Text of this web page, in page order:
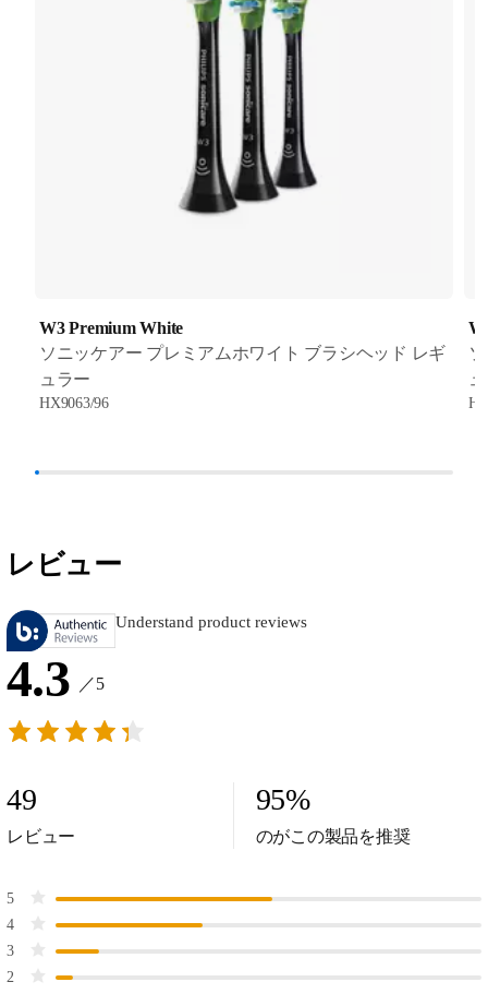
W3 Premium White
ソニッケアー プレミアムホワイト ブラシヘッド レギ
ュラー
HX9063/96
レビュー
Understand product reviews
4.3 ／5
49
レビュー
95%
のがこの製品を推奨
5
4
3
2